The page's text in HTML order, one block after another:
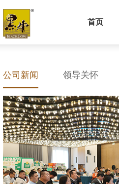
首页
公司新闻 领导关怀